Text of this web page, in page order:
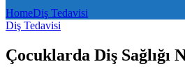
HomeDiş Tedavisi
Diş Tedavisi
Çocuklarda Diş Sağlığı